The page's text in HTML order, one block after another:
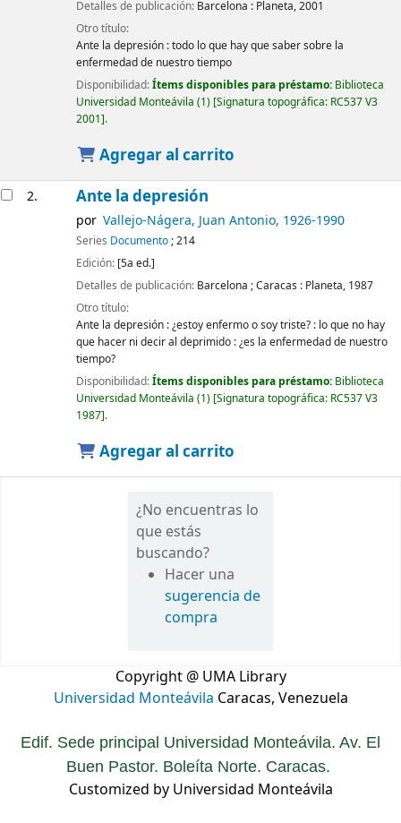
Detalles de publicación: Barcelona : Planeta,2001
Otro título:
Ante la depresión : todo lo que hay que saber sobre la
enfermedad de nuestro tiempo
Disponibilidad:Ítems disponibles para préstamo: Biblioteca
Universidad Monteávila (1) Signatura topográfica: RC537 V3
2001 .
Agregar al carrito
2. Ante la depresión
por Vallejo-Nágera, Juan Antonio, 1926-1990
Series Documento; 214
Edición: [5a ed.]
Detalles de publicación: Barcelona ; Caracas : Planeta, 1987
Otro título:
Ante la depresión : ¿estoy enfermo o soy triste? : lo que no hay
que hacer ni decir al deprimido : ¿es la enfermedad de nuestro
tiempo?
Disponibilidad:Ítems disponibles para préstamo: Biblioteca
Universidad Monteávila (1) Signatura topográfica: RC537 V3
1987 .
Agregar al carrito
¿No encuentras lo
que estás
buscando?
Hacer una
sugerencia de
compra
Copyright @ UMA Library
Universidad Monteávila Caracas, Venezuela
Edif. Sede principal Universidad Monteávila. Av. El
Buen Pastor. Boleíta Norte. Caracas.
Customized by Universidad Monteávila